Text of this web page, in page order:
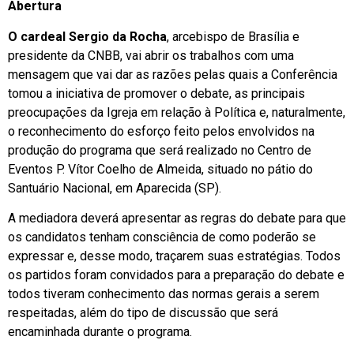
Abertura
O cardeal Sergio da Rocha, arcebispo de Brasília e
presidente da CNBB, vai abrir os trabalhos com uma
mensagem que vai dar as razões pelas quais a Conferência
tomou a iniciativa de promover o debate, as principais
preocupações da Igreja em relação à Política e, naturalmente,
o reconhecimento do esforço feito pelos envolvidos na
produção do programa que será realizado no Centro de
Eventos P. Vítor Coelho de Almeida, situado no pátio do
Santuário Nacional, em Aparecida (SP).
A mediadora deverá apresentar as regras do debate para que
os candidatos tenham consciência de como poderão se
expressar e, desse modo, traçarem suas estratégias. Todos
os partidos foram convidados para a preparação do debate e
todos tiveram conhecimento das normas gerais a serem
respeitadas, além do tipo de discussão que será
encaminhada durante o programa.